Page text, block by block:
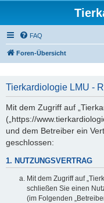
FAQ
Foren-Übersicht
Tierkardiologie LMU -
Mit dem Zugriff auf
(„https://
und dem Betreiber ein
geschlossen:
1. NUTZUNGSVERTRAG
Mit dem Zugriff auf
schließen Sie einen
(im Folgenden